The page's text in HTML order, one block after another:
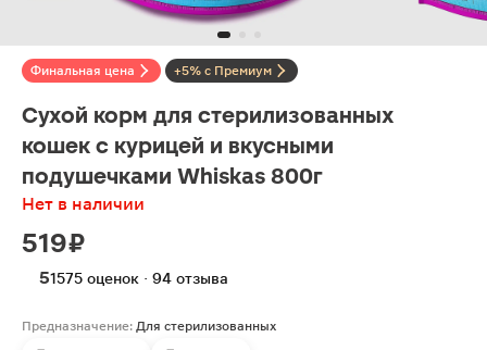
Финальная цена +5% с Премиум
Сухой корм для стерилизованных
кошек с курицей и вкусными
подушечками Whiskas 800г
Нет в наличии
519 ₽
51575 оценок · 94 отзыва
Предназначение: Для стерилизованных